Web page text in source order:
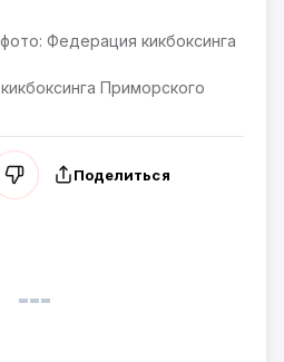
Федерация кикбоксинга
Приморского
Поделиться